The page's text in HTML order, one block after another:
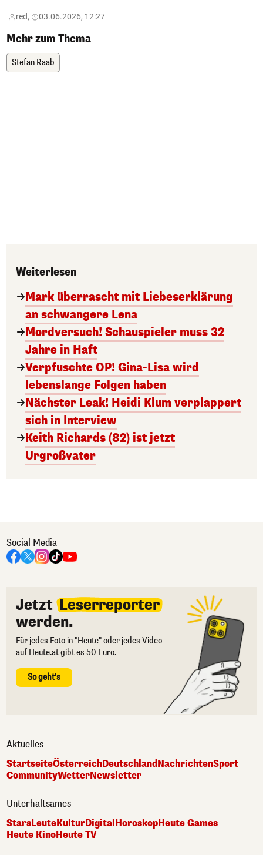
red, 03.06.2026, 12:27
Mehr zum Thema
Stefan Raab
Weiterlesen
Mark überrascht mit Liebeserklärung
an schwangere Lena
Mordversuch! Schauspieler muss 32
Jahre in Haft
Verpfuschte OP! Gina-Lisa wird
lebenslange Folgen haben
Nächster Leak! Heidi Klum verplappert
sich in Interview
Keith Richards (82) ist jetzt
Urgroßvater
Social Media
Jetzt Leserreporter
werden.
Für jedes Foto in "Heute" oder jedes Video
auf Heute.at gibt es 50 Euro.
So geht's
Aktuelles
StartseiteÖsterreichDeutschlandNachrichtenSport
CommunityWetterNewsletter
Unterhaltsames
StarsLeuteKulturDigitalHoroskopHeute Games
Heute KinoHeute TV